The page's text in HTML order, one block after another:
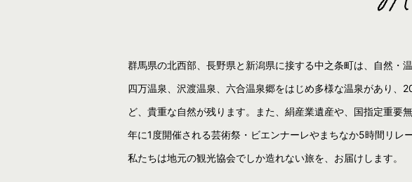
群馬県の北西部、長野県と新潟県に接する中之条町は、自然・
四万温泉、沢渡温泉、六合温泉郷をはじめ多様な温泉があり
ど、貴重な自然が残ります。また、絹産業遺産や、国指定重
年に1度開催される芸術祭・ビエンナーレやまちなか5時間リレ
私たちは地元の観光協会でしか造れない旅を、お届けします。